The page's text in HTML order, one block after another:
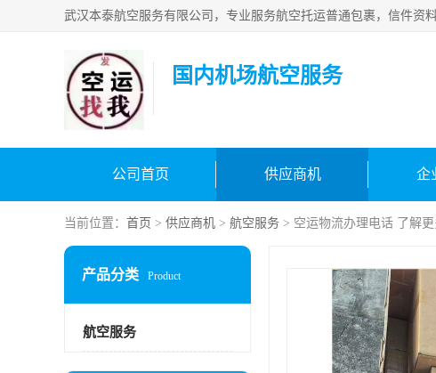
国内机场航空服务
公司首页 供应商机 企
当前位置： 首页 > 供应商机 > 航空服务 > 空运物流办理电话 了解
产品分类 Product
航空服务